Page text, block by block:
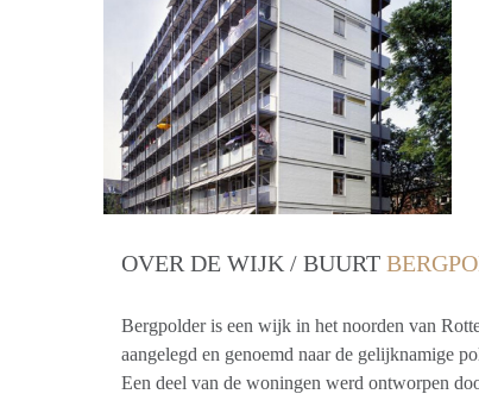
OVER DE WIJK / BUURT
Bergpolder is een wijk in het noorden van
aangelegd en genoemd naar de gelijknamige
Een deel van de woningen werd ontworpen